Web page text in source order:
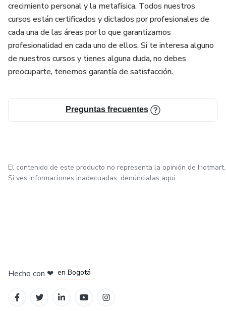
crecimiento personal y la metafísica. Todos nuestros
cursos están certificados y dictados por profesionales de
cada una de las áreas por lo que garantizamos
profesionalidad en cada uno de ellos. Si te interesa alguno
de nuestros cursos y tienes alguna duda, no debes
preocuparte, tenemos garantía de satisfacción.
Preguntas frecuentes
El contenido de este producto no representa la opinión de Hotmart.
Si ves informaciones inadecuadas, denúncialas aquí
Hecho con ❤ en Bogotá